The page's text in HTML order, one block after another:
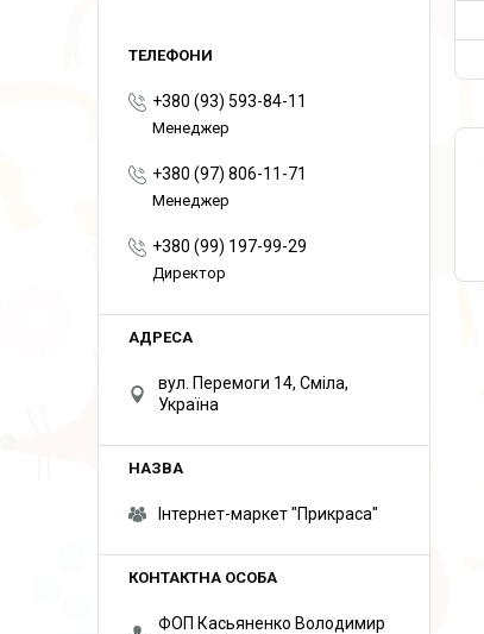
+380 (93) 593-84-11
Менеджер
+380 (97) 806-11-71
Менеджер
+380 (99) 197-99-29
Директор
вул. Перемоги 14, Сміла,
Україна
Інтернет-маркет "Прикраса"
ФОП Касьяненко Володимир